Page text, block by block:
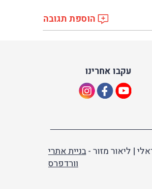
הוספת תגובה
עקבו אחרינו
| ליאור מזור -בניית אתרי
וורדפרס